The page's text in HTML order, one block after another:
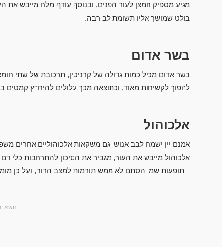
מגיע מספיק חמצן לעור הפנים, ובנוסף עודף מלח מייבש את
בולט שמושך אליו תשומת לב רבה.
בשר אדום
בשר אדום מכיל כמות גדולה של קרניטין, תרכובת של שתי
להפוך לקשיחות מאוד, וכתוצאה מכך עלולים להיחרץ קמטים
אלכוהול
אמנם יין ישמח לבב אנוש וגם משקאות אלכוהוליים אחרים
אלכוהול מייבש את העור, מגביר את הסיכון להתרחבות כלי דם
– תופעות שמן הסתם לא ממש תורמות למצב הרוח, ועל כן
נושא: